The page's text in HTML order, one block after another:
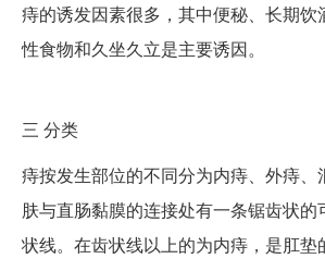
痔的诱发因素很多，其中便秘、长期饮
性食物和久坐久立是主要诱因。
三 分类
痔按发生部位的不同分为内痔、外痔、
肤与直肠黏膜的连接处有一条锯齿状
状线。在齿状线以上的为内痔，是肛垫